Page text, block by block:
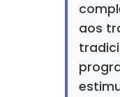
aos